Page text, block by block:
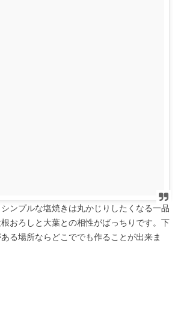
ンプルな塩焼きは丸かじりしたくなる一品
おろしと大葉との相性がばっちりです。下
る場所ならどこででも作ることが出来ま